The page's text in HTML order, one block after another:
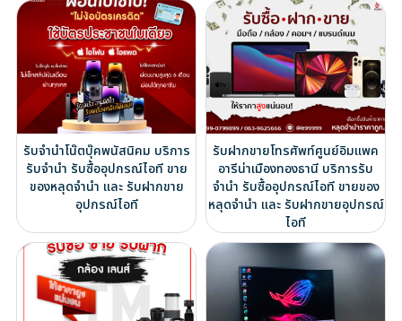
รับจำนำโน๊ตบุ๊คพนัสนิคม บริการ
รับจำนำ รับซื้ออุปกรณ์ไอที ขาย
ของหลุดจำนำ และ รับฝากขาย
อุปกรณ์ไอที
รับฝากขายโทรศัพท์ศูนย์อิมแพค
อารีน่าเมืองทองธานี บริการรับ
จำนำ รับซื้ออุปกรณ์ไอที ขายของ
หลุดจำนำ และ รับฝากขายอุปกรณ์
ไอที